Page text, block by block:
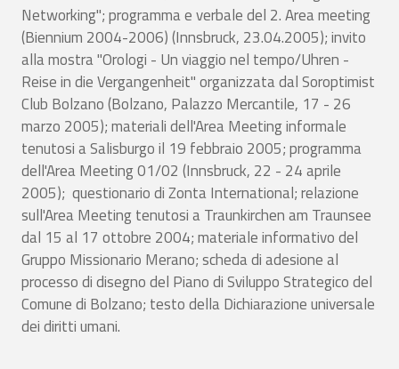
Networking"; programma e verbale del 2. Area meeting
(Biennium 2004-2006) (Innsbruck, 23.04.2005); invito
alla mostra "Orologi - Un viaggio nel tempo/Uhren -
Reise in die Vergangenheit" organizzata dal Soroptimist
Club Bolzano (Bolzano, Palazzo Mercantile, 17 - 26
marzo 2005); materiali dell'Area Meeting informale
tenutosi a Salisburgo il 19 febbraio 2005; programma
dell'Area Meeting 01/02 (Innsbruck, 22 - 24 aprile
2005); questionario di Zonta International; relazione
sull'Area Meeting tenutosi a Traunkirchen am Traunsee
dal 15 al 17 ottobre 2004; materiale informativo del
Gruppo Missionario Merano; scheda di adesione al
processo di disegno del Piano di Sviluppo Strategico del
Comune di Bolzano; testo della Dichiarazione universale
dei diritti umani.